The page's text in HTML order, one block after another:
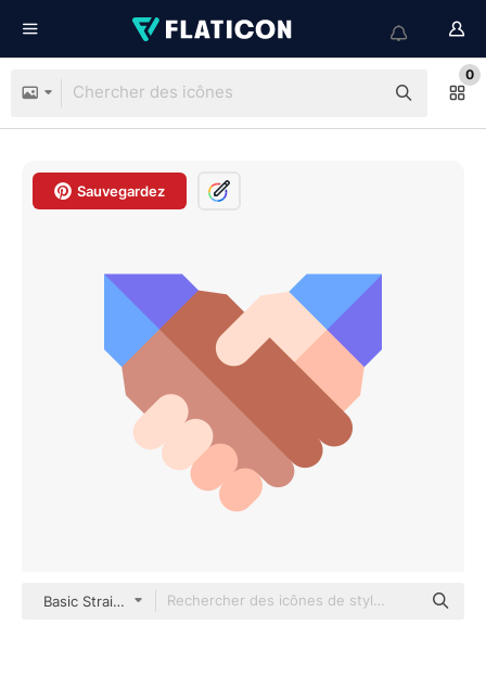
0
Sauvegardez
Basic Straight Flat